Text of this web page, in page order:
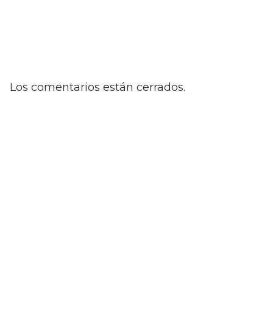
Los comentarios están cerrados.